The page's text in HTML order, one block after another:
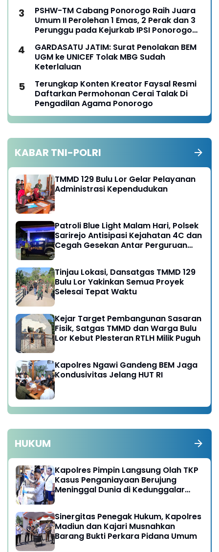
Tanggungjawab
PSHW-TM Cabang Ponorogo Raih Juara
Umum II Perolehan 1 Emas, 2 Perak dan 3
Perunggu pada Kejurkab IPSI Ponorogo
GARDASATU JATIM: Surat Penolakan BEM
UGM ke UNICEF Tolak MBG Sudah
Keterlaluan
Terungkap Konten Kreator Faysal Resmi
Daftarkan Permohonan Cerai Talak Di
Pengadilan Agama Ponorogo
KABAR TNI-POLRI
TMMD 129 Bulu Lor Gelar Pelayanan
Administrasi Kependudukan
Patroli Blue Light Malam Hari, Polsek
Sarirejo Antisipasi Kejahatan 4C dan
Cegah Gesekan Antar Perguruan
Tinjau Lokasi, Dansatgas TMMD 129
Bulu Lor Yakinkan Semua Proyek
Selesai Tepat Waktu
Kejar Target Pembangunan Sasaran
Fisik, Satgas TMMD dan Warga Bulu
Lor Kebut Plesteran RTLH Milik Puguh
Kapolres Ngawi Gandeng BEM Jaga
Kondusivitas Jelang HUT RI
HUKUM
Kapolres Pimpin Langsung Olah TKP
Kasus Penganiayaan Berujung
Meninggal Dunia di Kedunggalar
Sinergitas Penegak Hukum, Kapolres
Madiun dan Kajari Musnahkan
Barang Bukti Perkara Pidana Umum